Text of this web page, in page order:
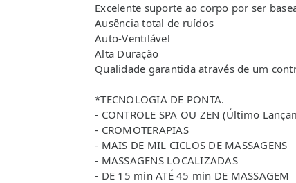
Excelente suporte ao corpo por ser
Ausência total de ruídos
Auto-Ventilável
Alta Duração
Qualidade garantida através de um
*TECNOLOGIA DE PONTA.
- CONTROLE SPA OU ZEN (Último
- CROMOTERAPIAS
- MAIS DE MIL CICLOS DE MASSAGENS
- MASSAGENS LOCALIZADAS
- DE 15 min ATÉ 45 min DE MASSAGEM